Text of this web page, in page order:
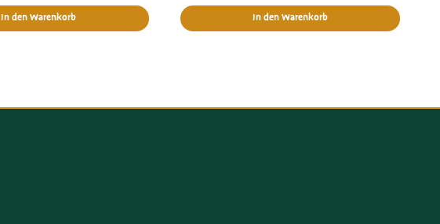
In den Warenkorb In den Warenkorb